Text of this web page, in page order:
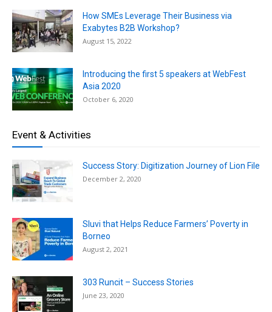
How SMEs Leverage Their Business via
Exabytes B2B Workshop?
August 15, 2022
Introducing the first 5 speakers at WebFest
Asia 2020
October 6, 2020
Event & Activities
Success Story: Digitization Journey of Lion File
December 2, 2020
Sluvi that Helps Reduce Farmers’ Poverty in
Borneo
August 2, 2021
303 Runcit – Success Stories
June 23, 2020